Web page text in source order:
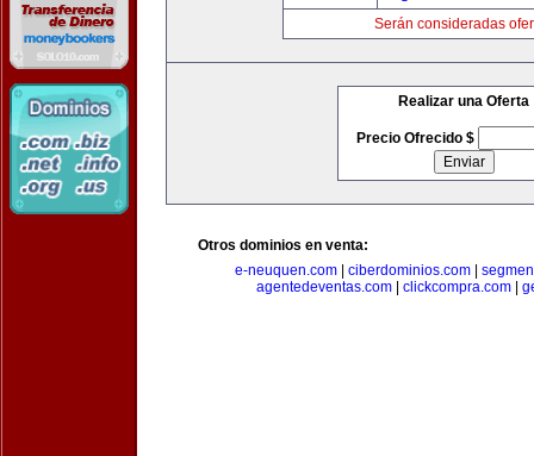
Serán consideradas
Realizar una Oferta
Precio Ofrecido $
Otros dominios en venta:
e-neuquen.com
ciberdominios.com
agentedeventas.com| clickcompra.com|